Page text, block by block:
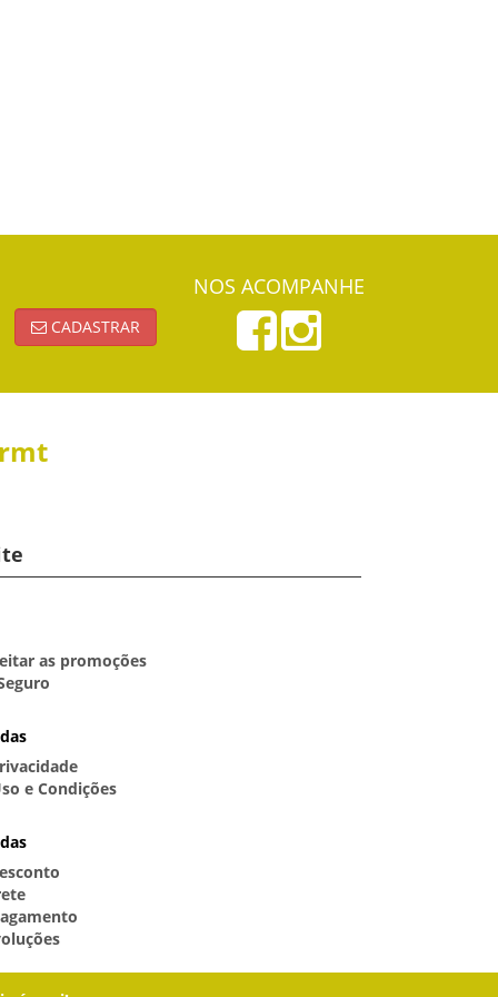
CADASTRAR
NOS ACOMPANHE
as promoções
e Condições